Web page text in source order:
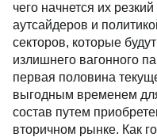
чего начнется их
аутсайдеров и
секторов, которые
излишнего вагонного
первая половина
выгодным временем
состав путем
вторичном рынке. Как